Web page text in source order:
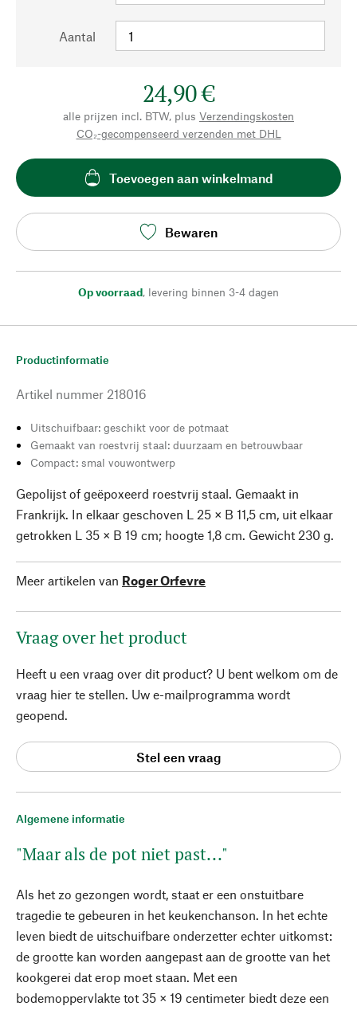
Aantal
24,90 €
alle prijzen incl. BTW, plus Verzendingskosten
CO₂-gecompenseerd verzenden met DHL
Toevoegen aan winkelmand
Bewaren
Op voorraad, levering binnen 3-4 dagen
Algemene informatie
"Maar als de pot niet past..."
Als het zo gezongen wordt, staat er een onstuitbare
tragedie te gebeuren in het keukenchanson. In het echte
leven biedt de uitschuifbare onderzetter echter uitkomst:
de grootte kan worden aangepast aan de grootte van het
kookgerei dat erop moet staan. Met een
bodemoppervlakte tot 35 × 19 centimeter biedt deze een
Productinformatie
Artikel nummer 218016
Uitschuifbaar: geschikt voor de potmaat
Gemaakt van roestvrij staal: duurzaam en betrouwbaar
Compact: smal vouwontwerp
Gepolijst of geëpoxeerd roestvrij staal. Gemaakt in
Frankrijk. In elkaar geschoven L 25 × B 11,5 cm, uit elkaar
getrokken L 35 × B 19 cm; hoogte 1,8 cm. Gewicht 230 g.
Meer artikelen van Roger Orfevre
Vraag over het product
Heeft u een vraag over dit product? U bent welkom om de
vraag hier te stellen. Uw e-mailprogramma wordt
geopend.
Stel een vraag